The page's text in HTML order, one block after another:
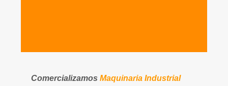
ComercializamosMaquinaria Industrial